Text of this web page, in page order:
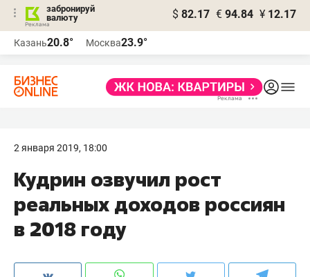
забронируй
валюту
$ 82.17 € 94.84 ¥ 12.17
Казань20.8° Москва23.9°
2 января 2019, 18:00
Кудрин озвучил рост
реальных доходов россиян
в 2018 году